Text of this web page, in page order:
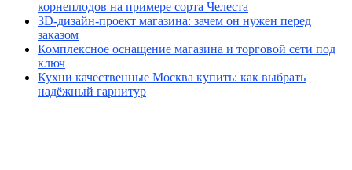
корнеплодов на примере сорта Челеста
3D-дизайн-проект магазина: зачем он нужен перед
заказом
Комплексное оснащение магазина и торговой сети под
ключ
Кухни качественные Москва купить: как выбрать
надёжный гарнитур